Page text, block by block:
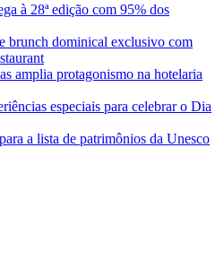
à 28ª edição com 95% dos
brunch dominical exclusivo com
amplia protagonismo na hotelaria
especiais para celebrar o Dia
a lista de patrimônios da Unesco